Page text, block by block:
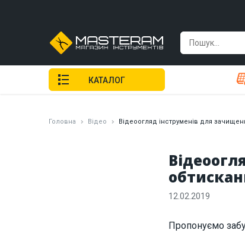
Головна Відео Відеоогляд інструменів для
12.02.2019
Пропонуємо
КАТАЛОГ